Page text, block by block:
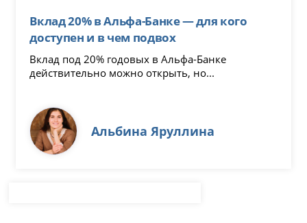
Вклад 20% в Альфа-Банке — для кого
доступен и в чем подвох
Вклад под 20% годовых в Альфа-Банке
действительно можно открыть, но...
Альбина Яруллина